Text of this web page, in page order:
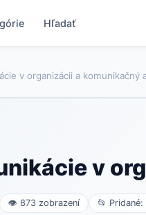
Hľadať
v organizácii a komunikačný
v
👁 873 zobrazení 📂